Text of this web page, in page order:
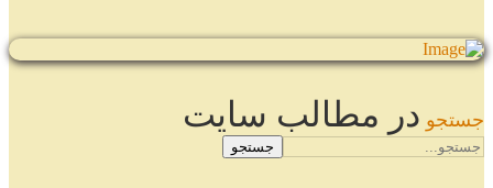
جستجو در مطالب سایت
جستجو